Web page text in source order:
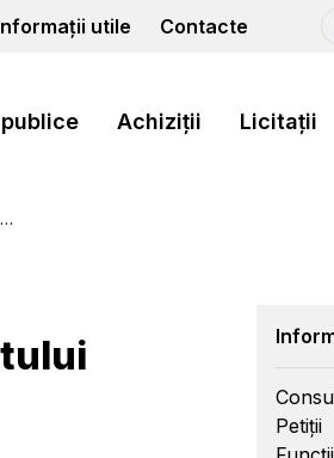
utile Contacte
Achiziții Licitații
Petiții